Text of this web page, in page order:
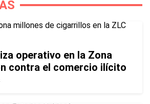
operativo en la Zona
contra el comercio ilícito